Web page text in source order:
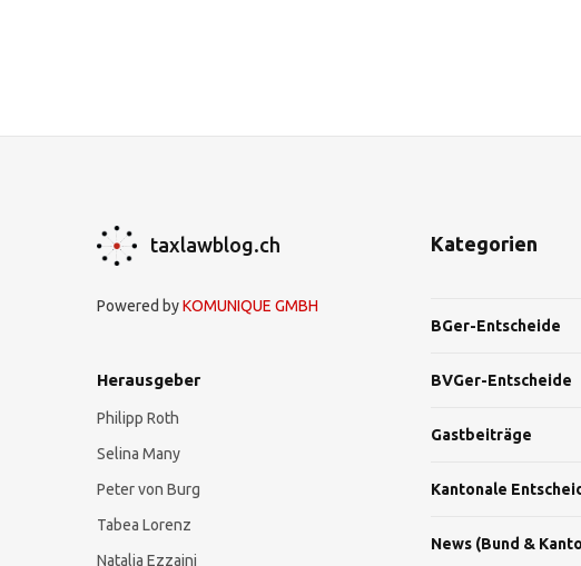
taxlawblog.ch
Powered byKOMUNIQUE GMBH
Herausgeber
Philipp Roth
Selina Many
Peter von Burg
Tabea Lorenz
Natalja Ezzaini
Kategorien
BGer-Entscheide
BVGer-Entscheide
Gastbeiträge
Kantonale
News (Bund &